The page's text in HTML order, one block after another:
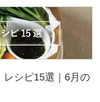
シピ15選｜6月の